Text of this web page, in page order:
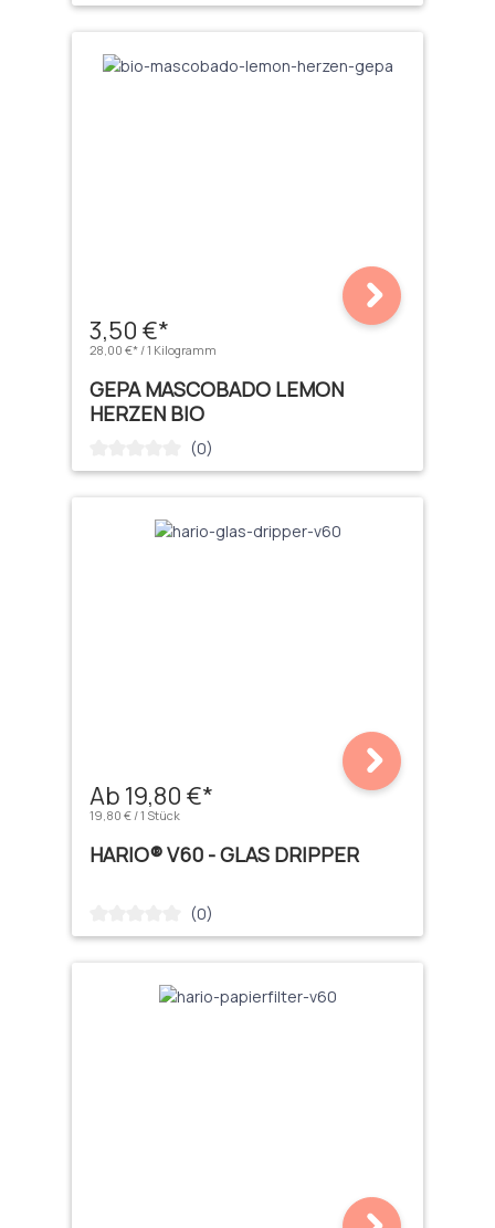
3,50 €*
28,00 €* / 1 Kilogramm
GEPA MASCOBADO LEMON
HERZEN BIO
Durchschnittliche Bewertung von 0 von 5 Sternen
(0)
Ab 19,80 €*
19,80 € / 1 Stück
HARIO® V60 - GLAS DRIPPER
Durchschnittliche Bewertung von 0 von 5 Sternen
(0)